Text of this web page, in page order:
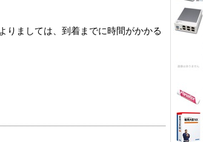
りましては、到着までに時間がかかる